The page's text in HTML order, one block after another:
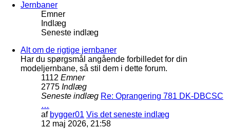
Jernbaner
Emner
Indlæg
Seneste indlæg
Alt om de rigtige jernbaner
Har du spørgsmål angående forbilledet for din
modeljernbane, så stil dem i dette forum.
1112 Emner
2775 Indlæg
Seneste indlæg Re: Oprangering 781 DK-DBCSC
…
af bygger01 Vis det seneste indlæg
12 maj 2026, 21:58